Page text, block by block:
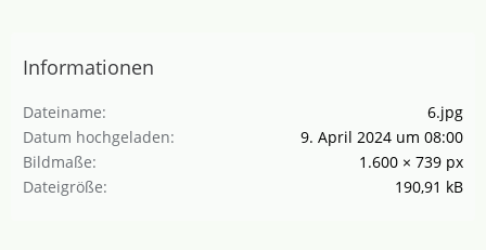
Informationen
Dateiname
6.jpg
Datum hochgeladen
9. April 2024 um 08:00
Bildmaße
1.600 × 739 px
Dateigröße
190,91 kB